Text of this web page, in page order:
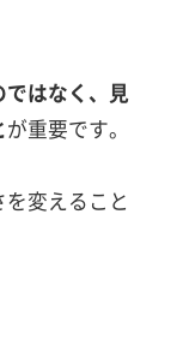
はなく、見
が重要です。
変えること